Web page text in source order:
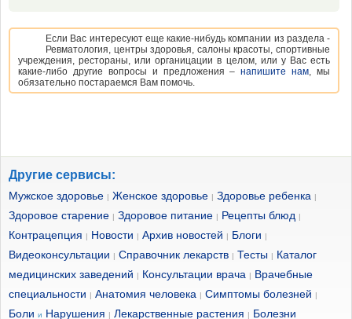
Если Вас интересуют еще какие-нибудь компании из раздела -
Ревматология, центры здоровья, салоны красоты, спортивные
учреждения, рестораны, или органицации в целом, или у Вас есть
какие-либо другие вопросы и предложения –напишите нам, мы
обязательно постараемся Вам помочь.
Другие сервисы:
Мужское здоровье | Женское здоровье | Здоровье ребенка |
Здоровое старение | Здоровое питание | Рецепты блюд |
Контрацепция | Новости | Архив новостей | Блоги |
Видеоконсультации | Справочник лекарств | Тесты | Каталог
медицинских заведений | Консультации врача | Врачебные
специальности | Анатомия человека | Симптомы болезней |
Боли и Нарушения | Лекарственные растения | Болезни